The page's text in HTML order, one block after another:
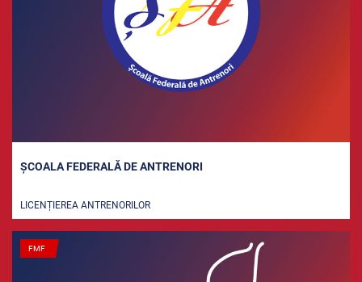
ȘCOALA FEDERALĂ DE ANTRENORI
LICENȚIEREA ANTRENORILOR
FMF